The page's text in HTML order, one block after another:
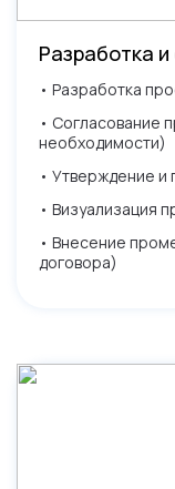
Разработка
• Разработка
• Согласование
необходимости)
• Утверждение и
• Визуализация
• Внесение
договора)